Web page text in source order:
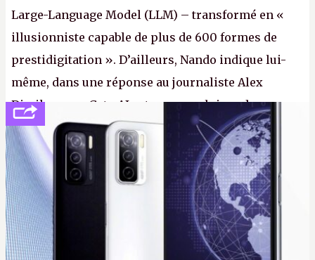
Large-Language Model (LLM) – transformé en «
illusionniste capable de plus de 600 formes de
prestidigitation ». D’ailleurs, Nando indique lui-
même, dans une réponse au journaliste Alex
Dimikas, que Gato AI est « encore loin » de
prétendre réussir le célèbre test de Turing. (Crédit
photo : Pexels - Arthur Brognoli)